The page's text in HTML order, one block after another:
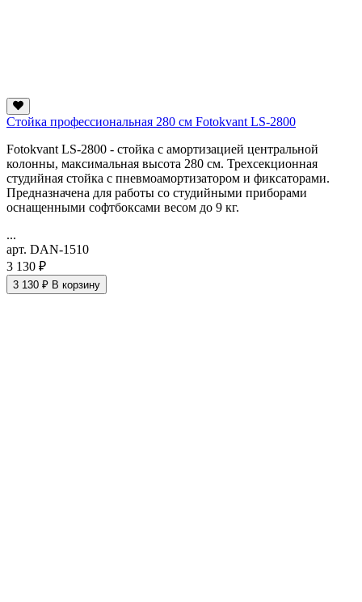
Стойка профессиональная 280 см Fotokvant LS-2800
Fotokvant LS-2800 - стойка с амортизацией центральной
колонны, максимальная высота 280 см. Трехсекционная
студийная стойка с пневмоамортизатором и фиксаторами.
Предназначена для работы со студийными приборами
оснащенными софтбоксами весом до 9 кг.
...
арт. DAN-1510
3 130 ₽
3 130 ₽ В корзину